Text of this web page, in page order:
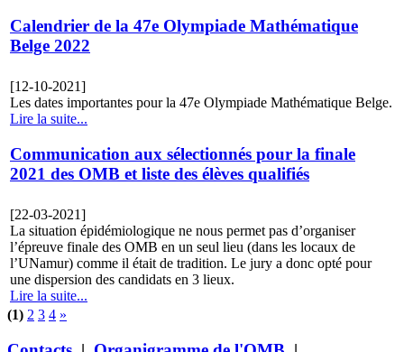
Calendrier de la 47e Olympiade Mathématique
Belge 2022
[12-10-2021]
Les dates importantes pour la 47e Olympiade Mathématique Belge.
Lire la suite...
Communication aux sélectionnés pour la finale
2021 des OMB et liste des élèves qualifiés
[22-03-2021]
La situation épidémiologique ne nous permet pas d’organiser
l’épreuve finale des OMB en un seul lieu (dans les locaux de
l’UNamur) comme il était de tradition. Le jury a donc opté pour
une dispersion des candidats en 3 lieux.
Lire la suite...
(1) 2 3 4 »